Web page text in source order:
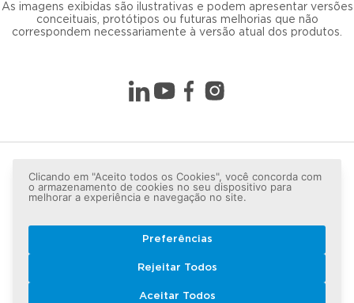
As imagens exibidas são ilustrativas e podem apresentar versões
conceituais, protótipos ou futuras melhorias que não
correspondem necessariamente à versão atual dos produtos.
Copyright © 2026 LG lugar de gente - Todos os direitos
reservados.
Política de Privacidade
Clicando em "Aceito todos os Cookies", você concorda com
o armazenamento de cookies no seu dispositivo para
melhorar a experiência e navegação no site.
Preferências
Rejeitar Todos
Aceitar Todos